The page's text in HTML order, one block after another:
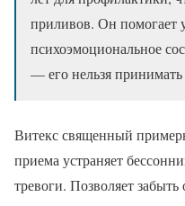
приливов. Он помогает
психоэмоциональное
— его нельзя
Витекс священный
приема устраняет
тревоги. Позволяет